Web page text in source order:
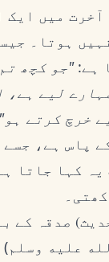
میں ایک
ہوتا۔
ہے:"جو کچھ
لیے ہے،
خرچ کرتے ہو"
پاس ہے،
کہا جاتا
صدقہ کے
عليه